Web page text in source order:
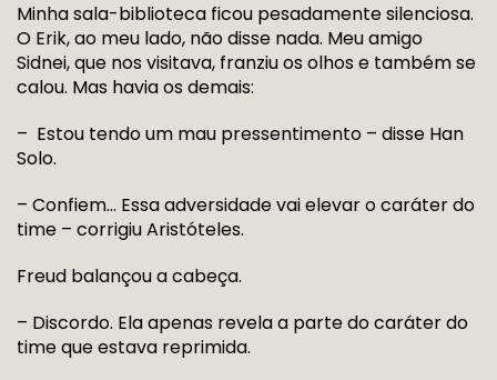
Minha sala-biblioteca ficou pesadamente silenciosa.
O Erik, ao meu lado, não disse nada. Meu amigo
Sidnei, que nos visitava, franziu os olhos e também se
calou. Mas havia os demais:
– Estou tendo um mau pressentimento – disse Han
Solo.
– Confiem… Essa adversidade vai elevar o caráter do
time – corrigiu Aristóteles.
Freud balançou a cabeça.
– Discordo. Ela apenas revela a parte do caráter do
time que estava reprimida.